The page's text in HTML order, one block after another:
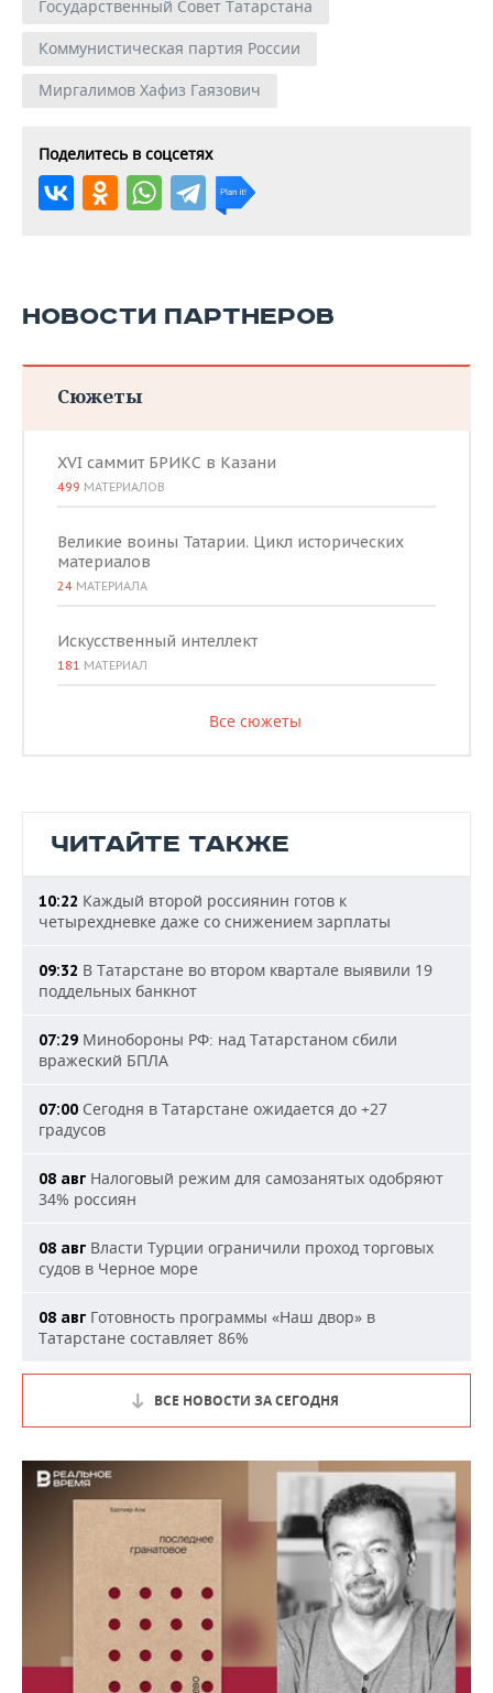
Государственный Совет Татарстана
Коммунистическая партия России
Миргалимов Хафиз Гаязович
Поделитесь в соцсетях
НОВОСТИ ПАРТНЕРОВ
Сюжеты
XVI саммит БРИКС в Казани
499 МАТЕРИАЛОВ
Великие воины Татарии. Цикл исторических
материалов
24 МАТЕРИАЛА
Искусственный интеллект
181 МАТЕРИАЛ
Все сюжеты
ЧИТАЙТЕ ТАКЖЕ
10:22 Каждый второй россиянин готов к
четырехдневке даже со снижением зарплаты
09:32 В Татарстане во втором квартале выявили 19
поддельных банкнот
07:29 Минобороны РФ: над Татарстаном сбили
вражеский БПЛА
07:00 Сегодня в Татарстане ожидается до +27
градусов
08 авг Налоговый режим для самозанятых одобряют
34% россиян
08 авг Власти Турции ограничили проход торговых
судов в Черное море
08 авг Готовность программы «Наш двор» в
Татарстане составляет 86%
ВСЕ НОВОСТИ ЗА СЕГОДНЯ